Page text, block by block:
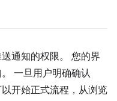
通知的权限。 您的界
一旦用户明确确认
开始正式流程，从浏览